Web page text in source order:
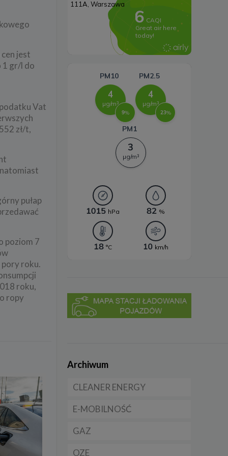
jest
1 gr/l do
Vat
zł/t,
pułap
poziom 7
pory roku.
roku,
ropy
Systemy magazynowania
Archiwum
CLEANER ENERGY
Dla domu
Dla firmy
Dla samorządu
E-MOBILNOŚĆ
Samochody elektryczne
GAZ
CNG
OZE